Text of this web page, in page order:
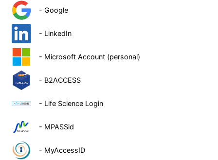
- Google
- LinkedIn
- Microsoft Account (personal)
- B2ACCESS
- Life Science Login
- MPASSid
- MyAccessID